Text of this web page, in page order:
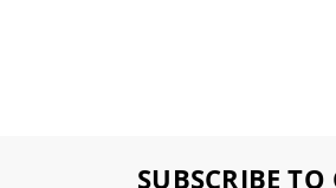
SUBSCRIBE TO